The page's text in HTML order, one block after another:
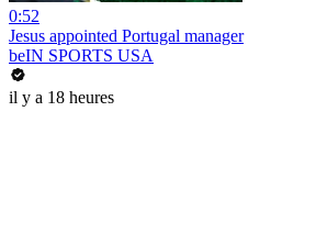
0:52
Jesus appointed Portugal manager
beIN SPORTS USA
il y a 18 heures